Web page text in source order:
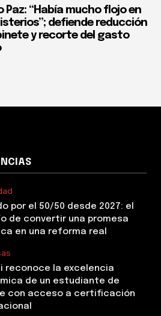
Paz: “Había mucho flojo en
defiende reducción
y recorte del gasto
por el 50/50 desde 2027: el
de convertir una promesa
en una reforma real
reconoce la excelencia
de un estudiante de
con acceso a certificación